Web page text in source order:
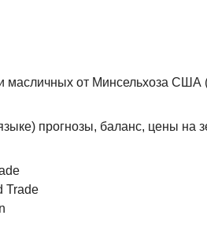
масличных от Минсельхоза США
прогнозы, баланс, цены на
Trade